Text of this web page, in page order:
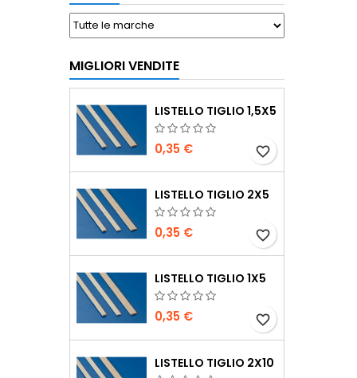
MIGLIORI VENDITE
LISTELLO TIGLIO 1,5X5
0,35 € favorite_border
LISTELLO TIGLIO 2X5
0,35 € favorite_border
LISTELLO TIGLIO 1X5
0,35 € favorite_border
LISTELLO TIGLIO 2X10